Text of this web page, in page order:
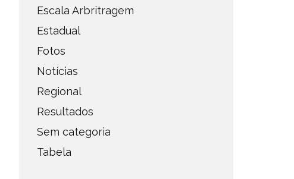
Escala Arbritragem
Estadual
Fotos
Notícias
Regional
Resultados
Sem categoria
Tabela